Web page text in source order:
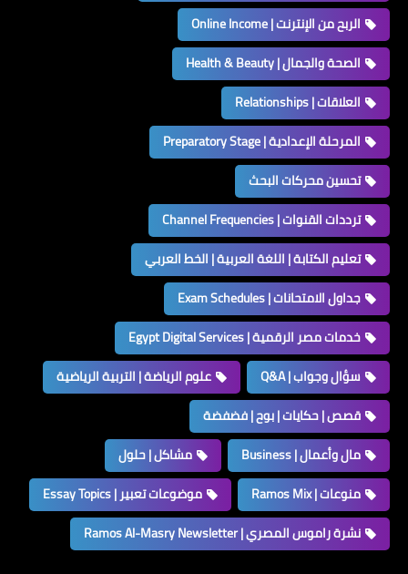
الربح من الإنترنت | Online Income
الصحة والجمال | Health & Beauty
العلاقات | Relationships
المرحلة الإعدادية | Preparatory Stage
تحسين محركات البحث
ترددات القنوات | Channel Frequencies
تعليم الكتابة | اللغة العربية | الخط العربي
جداول الامتحانات | Exam Schedules
خدمات مصر الرقمية | Egypt Digital Services
سؤال وجواب | Q&A
علوم الرياضة | التربية الرياضية
قصص | حكايات | بوح | فضفضة
مال وأعمال | Business
مشاكل | حلول
منوعات | Ramos Mix
موضوعات تعبير | Essay Topics
نشرة راموس المصري | Ramos Al-Masry Newsletter